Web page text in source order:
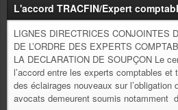
L'accord TRACFIN/Expert
LIGNES DIRECTRICES CONJOINTES
DE L’ORDRE DES EXPERTS
LA DECLARATION DE SOUPÇON Le
l’accord entre les experts comptables
des éclairages nouveaux sur l’obligation
avocats demeurent soumis notamment